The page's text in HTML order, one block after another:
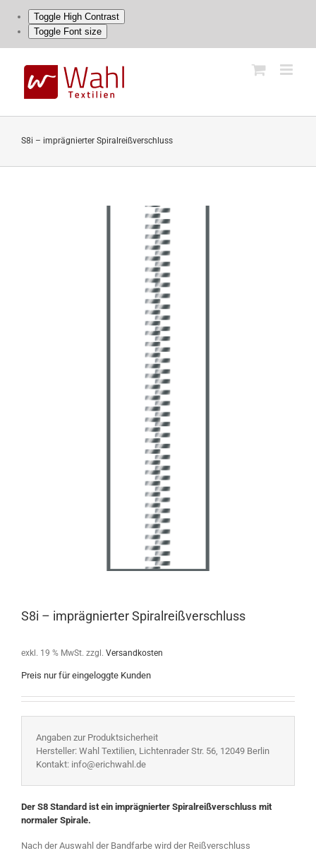
Toggle High Contrast
Toggle Font size
content
S8i – imprägnierter Spiralreißverschluss
S8i – imprägnierter Spiralreißverschluss
exkl. 19 % MwSt. zzgl. Versandkosten
Preis nur für eingeloggte Kunden
Angaben zur Produktsicherheit
Hersteller: Wahl Textilien, Lichtenrader Str. 56, 12049 Berlin
Kontakt: info@erichwahl.de
Der S8 Standard ist ein imprägnierter Spiralreißverschluss mit
normaler Spirale.
Nach der Auswahl der Bandfarbe wird der Reißverschluss